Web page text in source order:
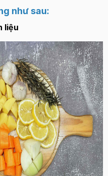
như sau:
liệu